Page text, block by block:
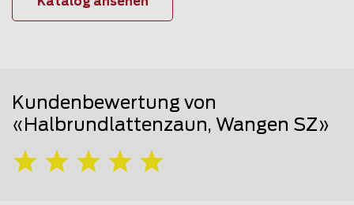
Kundenbewertung von
«Halbrundlattenzaun, Wangen SZ»